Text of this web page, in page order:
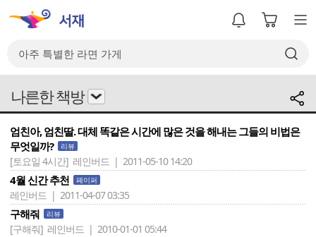
나른한 책방
엄친아, 엄친딸. 대체 똑같은 시간에 많은 것을 해내는 그들의 비법은
무엇일까?
리뷰
[토요일 4시간] 레인버드 | 2011-05-10 14:20
4월 신간 추천 페이퍼
레인버드 | 2011-04-07 03:35
구해줘 리뷰
[구해줘] 레인버드 | 2010-01-01 05:44